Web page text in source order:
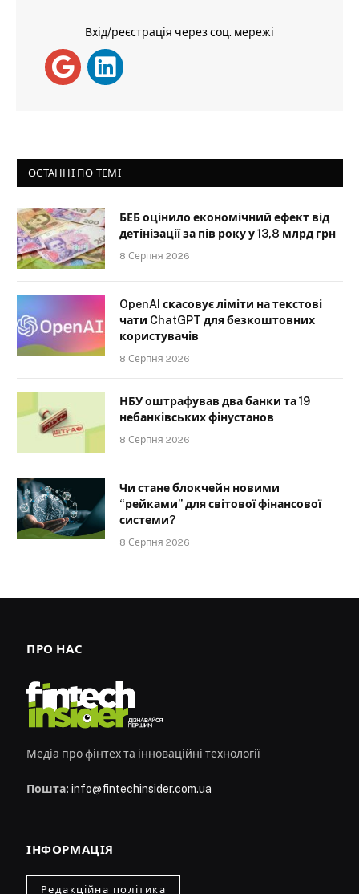
Вхід/реєстрація через соц. мережі
ОСТАННІ ПО ТЕМІ
БЕБ оцінило економічний ефект від
детінізації за пів року у 13,8 млрд грн
8 Серпня 2026
OpenAI скасовує ліміти на текстові
чати ChatGPT для безкоштовних
користувачів
8 Серпня 2026
НБУ оштрафував два банки та 19
небанківських фінустанов
8 Серпня 2026
Чи стане блокчейн новими
“рейками” для світової фінансової
системи?
8 Серпня 2026
ПРО НАС
Медіа про фінтех та інноваційні технології
Пошта: info@fintechinsider.com.ua
ІНФОРМАЦІЯ
Редакційна політика